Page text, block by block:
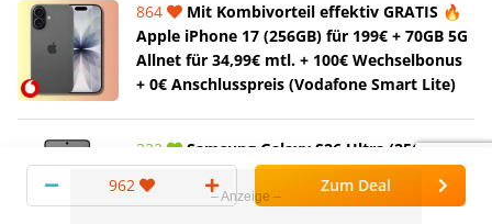
864
Mit Kombivorteil effektiv GRATIS 🔥
Apple iPhone 17 (256GB) für 199€ + 70GB 5G
Allnet für 34,99€ mtl. + 100€ Wechselbonus
+ 0€ Anschlusspreis (Vodafone Smart Lite)
332
Samsung Galaxy S26 Ultra (256GB) für
179€ + 250GB LTE/5G Telekom Allnet für
34€/Monat + 0€ AG (congstar Allnet Flat XL)
962 Zum Deal